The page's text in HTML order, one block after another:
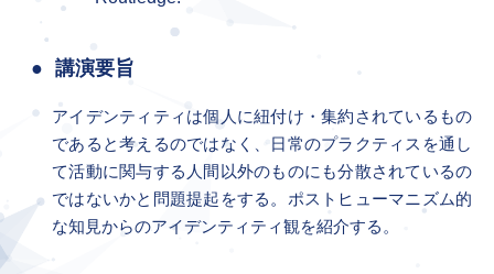
講演要旨
アイデンティティは個人に紐付け・集約されているもの
であると考えるのではなく、日常のプラクティスを通し
て活動に関与する人間以外のものにも分散されているの
ではないかと問題提起をする。ポストヒューマニズム的
な知見からのアイデンティティ観を紹介する。